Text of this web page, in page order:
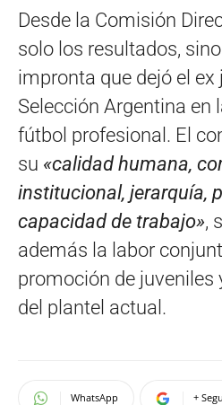
Desde la Comisión
solo los resultados,
impronta que dejó el ex
Selección Argentina en
fútbol profesional. El
su «calidad humana,
institucional, jerarquía,
capacidad de trabajo»,
además la labor
promoción de juveniles
del plantel actual.
WhatsApp +